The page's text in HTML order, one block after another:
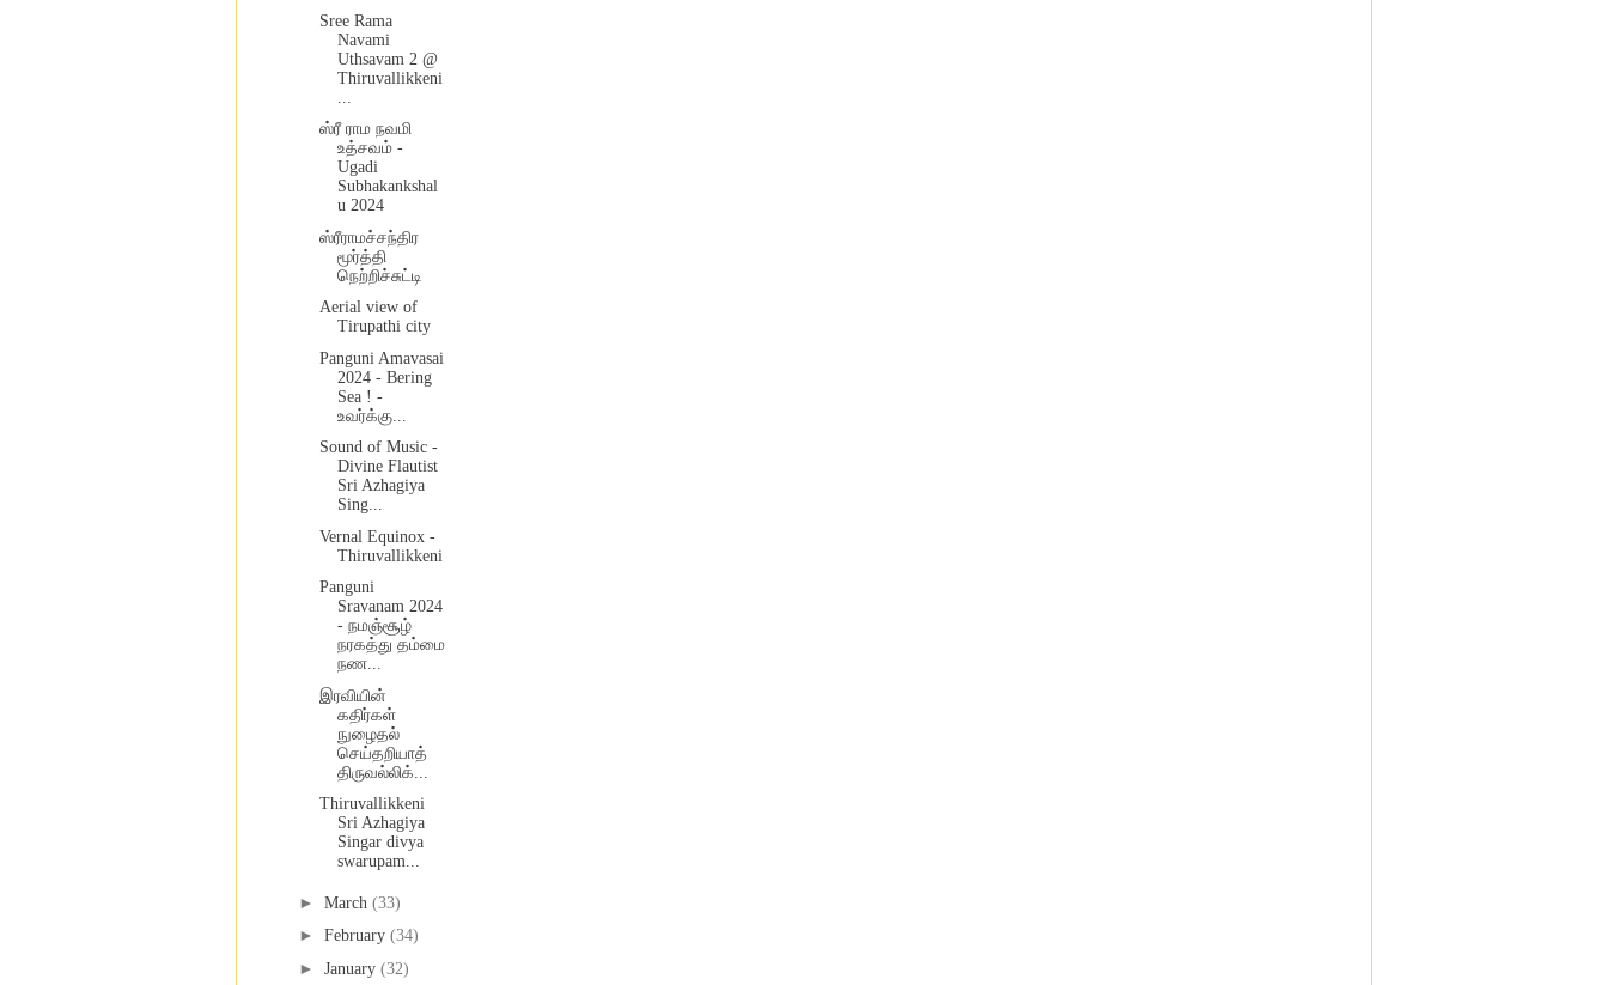
Sree Rama
Navami
Uthsavam 2 @
Thiruvallikkeni
ஸ்ரீ ராம நவமி
உத்சவம் -
Ugadi
Subhakankshal
u 2024
ஸ்ரீராமச்சந்திர
மூர்த்தி
நெற்றிச்சுட்டி
Aerial view of
Tirupathi city
Panguni Amavasai
2024 - Bering
Sea ! -
உவர்க்கு...
Sound of Music -
Divine Flautist
Sri Azhagiya
Sing...
Vernal Equinox -
Thiruvallikkeni
Panguni
Sravanam 2024
- நமஞ்சூழ்
நரகத்து தம்மை
நண...
இரவியின்
கதிர்கள்
நுழைதல்
செய்தறியாத்
திருவல்லிக்...
Thiruvallikkeni
Sri Azhagiya
Singar divya
swarupam...
► March (33)
► February (34)
► January (32)